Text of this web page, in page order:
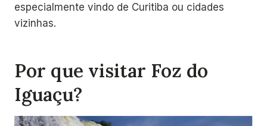
especialmente vindo de Curitiba ou cidades
vizinhas.
Por que visitar Foz do
Iguaçu?